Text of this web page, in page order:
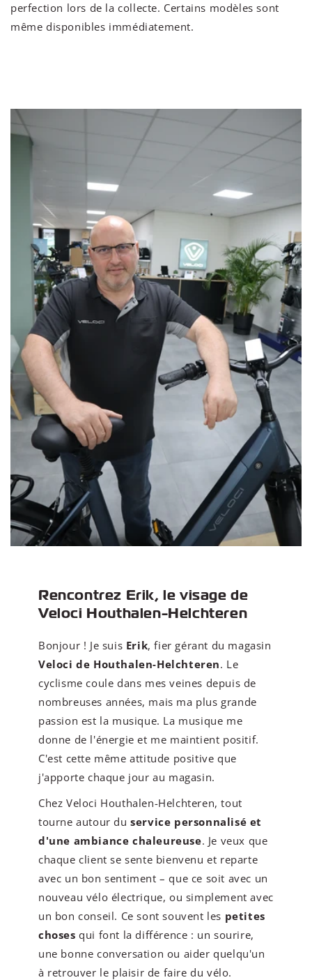
perfection lors de la collecte. Certains modèles sont
même disponibles immédiatement.
Rencontrez Erik, le visage de
Veloci Houthalen-Helchteren
Bonjour ! Je suis Erik, fier gérant du magasin
Veloci de Houthalen-Helchteren. Le
cyclisme coule dans mes veines depuis de
nombreuses années, mais ma plus grande
passion est la musique. La musique me
donne de l'énergie et me maintient positif.
C'est cette même attitude positive que
j'apporte chaque jour au magasin.
Chez Veloci Houthalen-Helchteren, tout
tourne autour duservice personnalisé et
d'une ambiance chaleureuse. Je veux que
chaque client se sente bienvenu et reparte
avec un bon sentiment – que ce soit avec un
nouveau vélo électrique, ou simplement avec
un bon conseil. Ce sont souvent les petites
choses qui font la différence : un sourire,
une bonne conversation ou aider quelqu'un
à retrouver le plaisir de faire du vélo.